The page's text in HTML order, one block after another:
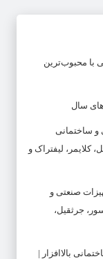
با محبوب‌ترین
سال
و ساختمانی
کلایمر، لیفتراک و
صنعتی و
جرثقیل،
بالاافزار |